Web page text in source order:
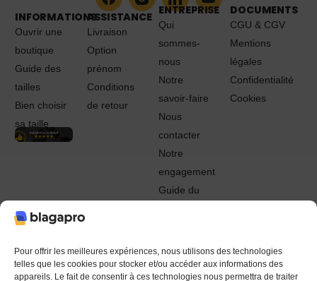
Pour offrir les meilleures expériences, nous utilisons des technologies
telles que les cookies pour stocker et/ou accéder aux informations des
appareils. Le fait de consentir à ces technologies nous permettra de traiter
INFORMATIONS
Ouvrir une
boutique
Guide des
tailles
Bien choisir
sa taille
ASSISTANCE
Livraison
Option
prénom
Conditions
de retour
ENTREPRISE
Qui
sommes-
nous
Notre
savoir-faire
Nous
contacter
Notre
engagement
Guide du
DOCUMENTS
CGU & CGV
Mentions
légales
Confidentialité
Cookies
© 2022 - 2024 Blagapro. Tous droits réservés. Textiles
personnalisés à Orléans